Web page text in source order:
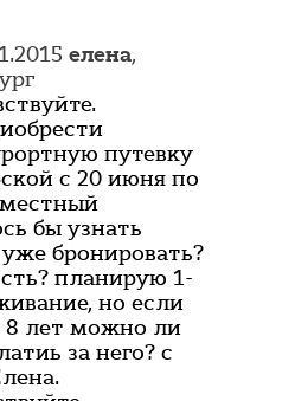
елена,
путевку
с 20 июня по
бы узнать
бронировать?
планирую 1-
но если
8 лет можно ли
за него? с